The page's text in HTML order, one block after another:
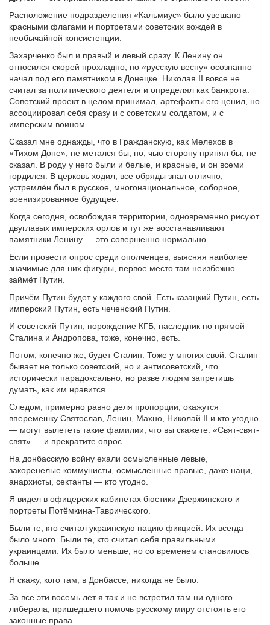
Расположение подразделения «Кальмиус» было увешано
красными флагами и портретами советских вождей в
необычайной консистенции.
Захарченко был и правый и левый сразу. К Ленину он
относился скорей прохладно, но «русскую весну» осознанно
начал под его памятником в Донецке. Николая II вовсе не
считал за политического деятеля и определял как банкрота.
Советский проект в целом принимал, артефакты его ценил, но
ассоциировал себя сразу и с советским солдатом, и с
имперским воином.
Сказал мне однажды, что в Гражданскую, как Мелехов в
«Тихом Доне», не метался бы, но, чью сторону принял бы, не
сказал. В роду у него были и белые, и красные, и он всеми
гордился. В церковь ходил, все обряды знал отлично,
устремлён был в русское, многонациональное, соборное,
военизированное будущее.
Когда сегодня, освобождая территории, одновременно рисуют
двуглавых имперских орлов и тут же восстанавливают
памятники Ленину — это совершенно нормально.
Если провести опрос среди ополченцев, выясняя наиболее
значимые для них фигуры, первое место там неизбежно
займёт Путин.
Причём Путин будет у каждого свой. Есть казацкий Путин, есть
имперский Путин, есть чеченский Путин.
И советский Путин, порождение КГБ, наследник по прямой
Сталина и Андропова, тоже, конечно, есть.
Потом, конечно же, будет Сталин. Тоже у многих свой. Сталин
бывает не только советский, но и антисоветский, что
исторически парадоксально, но разве людям запретишь
думать, как им нравится.
Следом, примерно равно деля пропорции, окажутся
вперемешку Святослав, Ленин, Махно, Николай II и кто угодно
— могут вылететь такие фамилии, что вы скажете: «Свят-свят-
свят» — и прекратите опрос.
На донбасскую войну ехали осмысленные левые,
закоренелые коммунисты, осмысленные правые, даже наци,
анархисты, сектанты — кто угодно.
Я видел в офицерских кабинетах бюстики Дзержинского и
портреты Потёмкина-Таврического.
Были те, кто считал украинскую нацию фикцией. Их всегда
было много. Были те, кто считал себя правильными
украинцами. Их было меньше, но со временем становилось
больше.
Я скажу, кого там, в Донбассе, никогда не было.
За все эти восемь лет я так и не встретил там ни одного
либерала, пришедшего помочь русскому миру отстоять его
законные права.